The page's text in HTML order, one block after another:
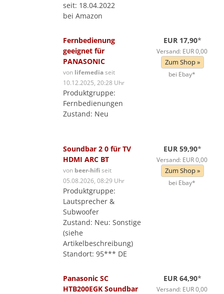
seit: 18.04.2022
bei Amazon
Fernbedienung
geeignet für
PANASONIC
von lifemediaseit
10.12.2025, 20:28 Uhr
Produktgruppe:
Fernbedienungen
Zustand: Neu
EUR 17,90*
Versand: EUR 0,00
Zum Shop »
bei Ebay*
Soundbar 2 0 für TV
HDMI ARC BT
von beer-hifiseit
05.08.2026, 08:29 Uhr
Produktgruppe:
Lautsprecher &
Subwoofer
Zustand: Neu: Sonstige
(siehe
Artikelbeschreibung)
Standort: 95*** DE
EUR 59,90*
Versand: EUR 0,00
Zum Shop »
bei Ebay*
Panasonic SC
HTB200EGK Soundbar
EUR 64,90*
Versand: EUR 0,00